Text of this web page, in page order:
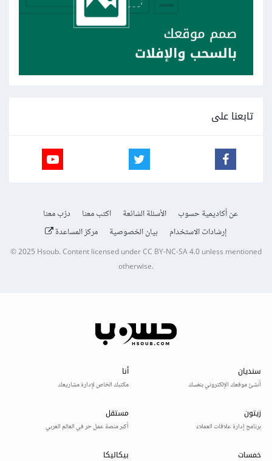
تابعنا على
عن أكاديمية حسوب الأسئلة الشائعة اكتب معنا
درّب معنا
إرشادات الاستخدام
بيان الخصوصية مركز المساعدة
© 2025Hsoub.Content licensed underCC BY-NC-SA 4.0unless mentioned
otherwise.